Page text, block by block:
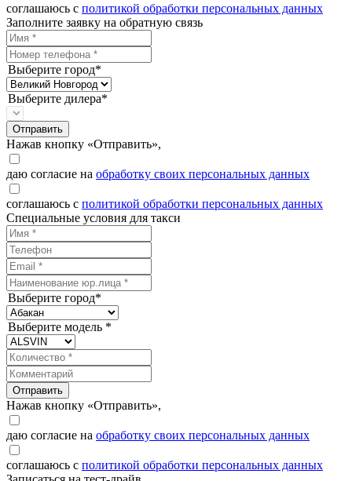
соглашаюсь с политикой обработки персональных данных
Заполните заявку на обратную связь
Выберите город*
Выберите дилера*
Отправить
Нажав кнопку «Отправить»,
даю согласие на обработку своих персональных данных
соглашаюсь с политикой обработки персональных данных
Специальные условия для такси
Выберите город*
Выберите модель *
Отправить
Нажав кнопку «Отправить»,
даю согласие на обработку своих персональных данных
соглашаюсь с политикой обработки персональных данных